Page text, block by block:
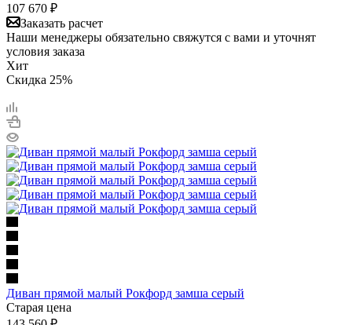
107 670 ₽
Заказать расчет
Наши менеджеры обязательно свяжутся с вами и уточнят
условия заказа
Хит
Скидка 25%
Диван прямой малый Рокфорд замша серый
Старая цена